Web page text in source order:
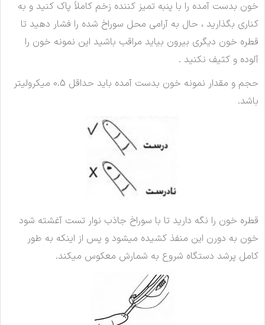
خون بدست آمده را با پنبه تمیز کننده زخم کاملاً پاک کنید و به
کناری بگذارید ، حال به آرامی محل سوراخ شده را فشار دهید تا
قطره خون دیگری بیرون بیاید مراقب باشید این نمونه خون را
آلوده و کثیف نکنید .
حجم و مقدار نمونه خون بدست آمده باید حداقل 0.5 میکرولیتر
باشد.
قطره خون را نگه دارید تا با سوراخ جاذب نوار تست آغشته شود
خون به دورن این منفذ کشیده میشود و پس از اینکه به طور
کامل پرشد دستگاه شروع به شمارش معکوس میکند.